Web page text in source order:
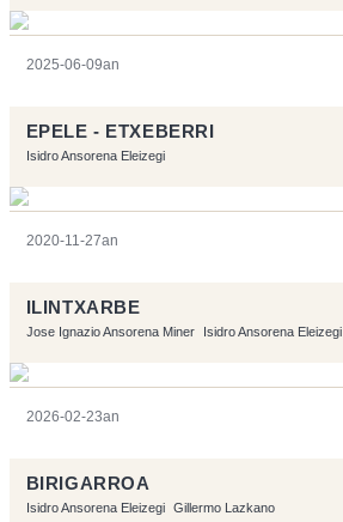
2025-06-09an
EPELE - ETXEBERRI
Isidro Ansorena Eleizegi
2020-11-27an
ILINTXARBE
Jose Ignazio Ansorena Miner Isidro Ansorena Eleizegi
2026-02-23an
BIRIGARROA
Isidro Ansorena Eleizegi Gillermo Lazkano